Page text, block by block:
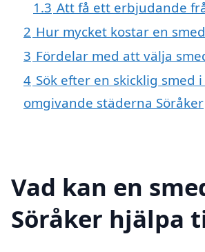
1.3 Att få ett erbjudande
2 Hur mycket kostar en
3 Fördelar med att välja
4 Sök efter en skicklig smed
omgivande städerna Söråker
Vad kan en
Söråker hjälpa